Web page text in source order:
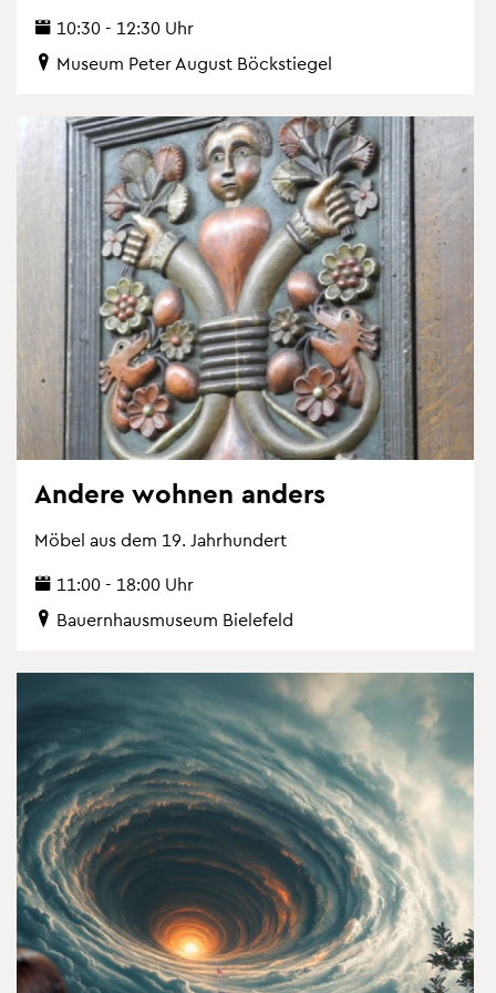
10:30 - 12:30 Uhr
Mu­se­um Peter Au­gust Böckstie­gel
An­de­re woh­nen an­ders
Möbel aus dem 19. Jahr­hun­dert
11:00 - 18:00 Uhr
Bau­ern­haus­mu­se­um Bie­le­feld